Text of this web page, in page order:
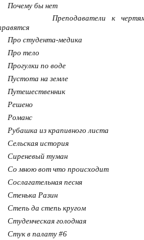
Почему бы нет
Преподаватели к
Про студента-медика
Про тело
Прогулки по воде
Пустота на земле
Путешественник
Решено
Романс
Рубашка из крапивного листа
Сельская история
Сиреневый туман
Со мною вот что происходит
Сослагательная песня
Стенька Разин
Степь да степь кругом
Студенческая голодная
Стук в палату #6